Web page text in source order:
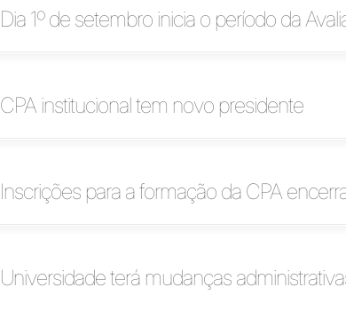
Dia 1º de setembro inicia o período da
CPA institucional tem novo presidente
Inscrições para a formação da CPA
Universidade terá mudanças